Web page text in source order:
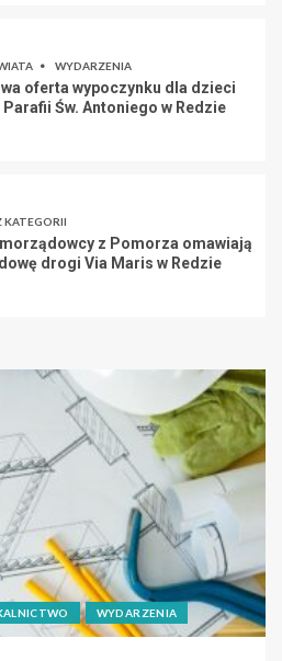
WYDARZENIA
oferta wypoczynku dla dzieci
Parafii Św. Antoniego w Redzie
KATEGORII
z Pomorza omawiają
drogi Via Maris w Redzie
WYDARZENIA